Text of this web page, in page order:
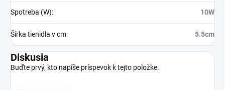
Spotreba (W): 10W
Šírka tienidla v cm: 5.5cm
Diskusia
Buďte prvý, kto napíše príspevok k tejto položke.